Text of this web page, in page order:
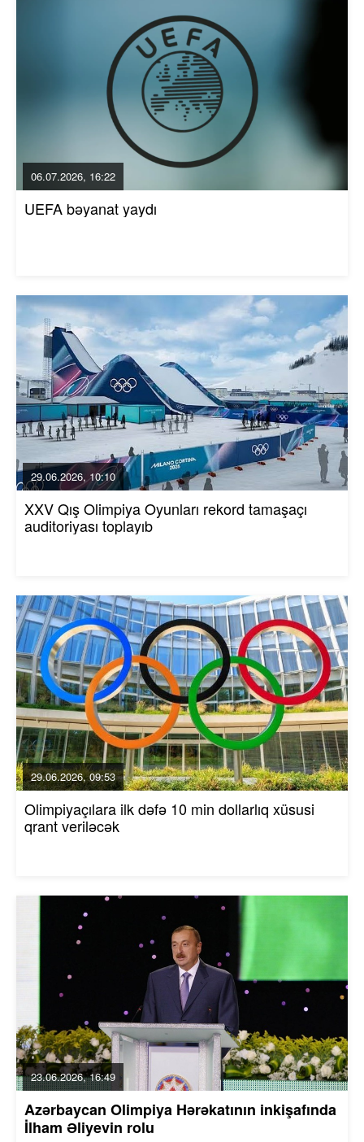
06.07.2026, 16:22
UEFA bəyanat yaydı
29.06.2026, 10:10
XXV Qış Olimpiya Oyunları rekord tamaşaçı
auditoriyası toplayıb
29.06.2026, 09:53
Olimpiyaçılara ilk dəfə 10 min dollarlıq xüsusi
qrant veriləcək
23.06.2026, 16:49
Azərbaycan Olimpiya Hərəkatının inkişafında
İlham Əliyevin rolu